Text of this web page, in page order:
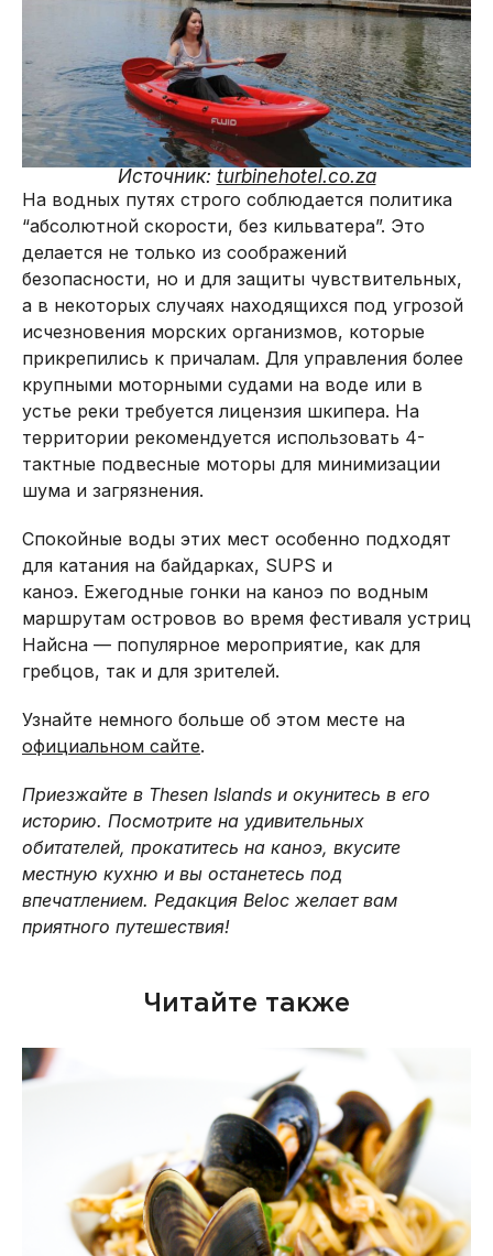
Источник: turbinehotel.co.za
На водных путях строго соблюдается политика
“абсолютной скорости, без кильватера”. Это
делается не только из соображений
безопасности, но и для защиты чувствительных,
а в некоторых случаях находящихся под угрозой
исчезновения морских организмов, которые
прикрепились к причалам. Для управления более
крупными моторными судами на воде или в
устье реки требуется лицензия шкипера. На
территории рекомендуется использовать 4-
тактные подвесные моторы для минимизации
шума и загрязнения.
Спокойные воды этих мест особенно подходят
для катания на байдарках, SUPS и
каноэ. Ежегодные гонки на каноэ по водным
маршрутам островов во время фестиваля устриц
Найсна — популярное мероприятие, как для
гребцов, так и для зрителей.
Узнайте немного больше об этом месте на
официальном сайте.
Приезжайте в Thesen Islands и окунитесь в его
историю. Посмотрите на удивительных
обитателей, прокатитесь на каноэ, вкусите
местную кухню и вы останетесь под
впечатлением. Редакция Beloc желает вам
приятного путешествия!
Читайте также